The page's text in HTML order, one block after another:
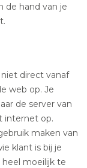
de hand van je
direct vanaf
web op. Je
de server van
internet op.
maken van
klant is bij je
moeilijk te